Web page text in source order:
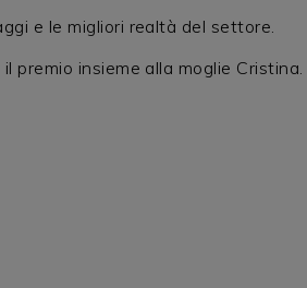
e le migliori realtà del settore.
premio insieme alla moglie Cristina.